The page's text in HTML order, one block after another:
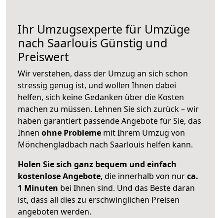
Ihr Umzugsexperte für Umzüge
nach Saarlouis Günstig und
Preiswert
Wir verstehen, dass der Umzug an sich schon
stressig genug ist, und wollen Ihnen dabei
helfen, sich keine Gedanken über die Kosten
machen zu müssen. Lehnen Sie sich zurück – wir
haben garantiert passende Angebote für Sie, das
Ihnen ohne Probleme mit Ihrem Umzug von
Mönchengladbach nach Saarlouis helfen kann.
Holen Sie sich ganz bequem und einfach
kostenlose Angebote, die innerhalb von nurca.
1 Minuten bei Ihnen sind. Und das Beste daran
ist, dass all dies zu erschwinglichen Preisen
angeboten werden.